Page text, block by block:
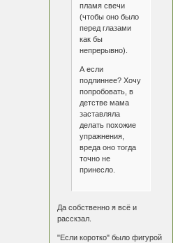
пламя свечи
(чтобы оно было
перед глазами
как бы
непрерывно).
А если
подлиннее? Хочу
попробовать, в
детстве мама
заставляла
делать похожие
упражнения,
вреда оно тогда
точно не
принесло.
Да собственно я всё и
расскзал.
"Если коротко" было фигурой